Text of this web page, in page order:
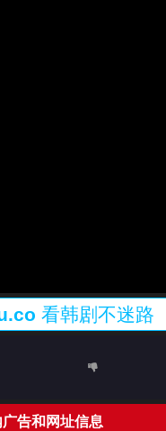
看韩剧不迷路
告和网址信息